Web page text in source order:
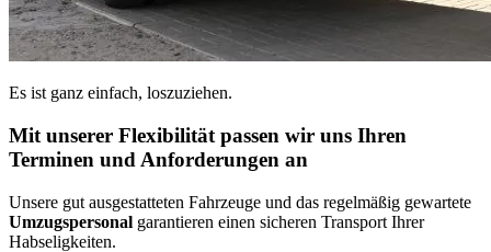
Es ist ganz einfach, loszuziehen.
Mit unserer Flexibilität passen wir uns Ihren
Terminen und Anforderungen an
Unsere gut ausgestatteten Fahrzeuge und das regelmäßig gewartete
Umzugspersonal garantieren einen sicheren Transport Ihrer
Habseligkeiten.